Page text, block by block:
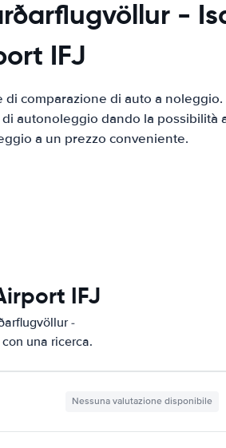
-
IFJ
comparazione di auto a noleggio.
autonoleggio dando la possibilità
a un prezzo conveniente.
IFJ
-
una ricerca.
Nessuna valutazione disponibile